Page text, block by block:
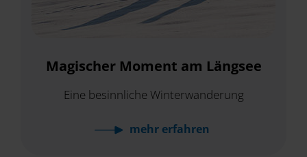
Magischer Moment am Längsee
Eine besinnliche Winterwanderung
mehrerfahren